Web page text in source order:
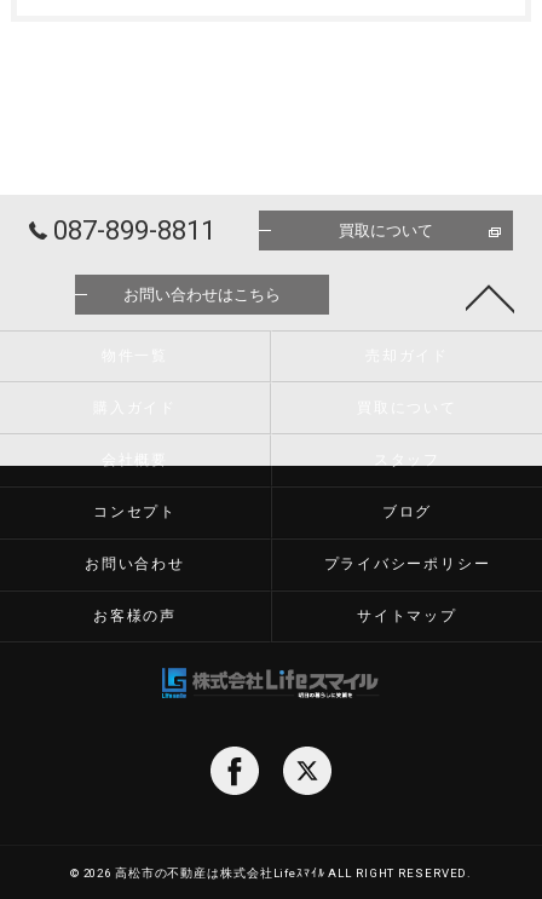
087-899-8811 買取について
お問い合わせはこちら
コンセプト ブログ
お問い合わせ プライバシーポリシー
お客様の声 サイトマップ
© 2026 高松市の不動産は株式会社Lifeｽﾏｲﾙ ALL RIGHT RESERVED.